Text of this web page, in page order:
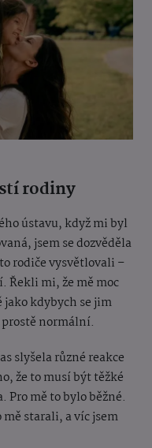
rodiny
ústavu, když mi byl
jsem se dozvěděla
rodiče vysvětlovali –
Řekli mi, že mě moc
jako kdybych se jim
normální.
slyšela různé reakce
že to musí být těžké
Pro mě to bylo běžné.
starali, a víc jsem